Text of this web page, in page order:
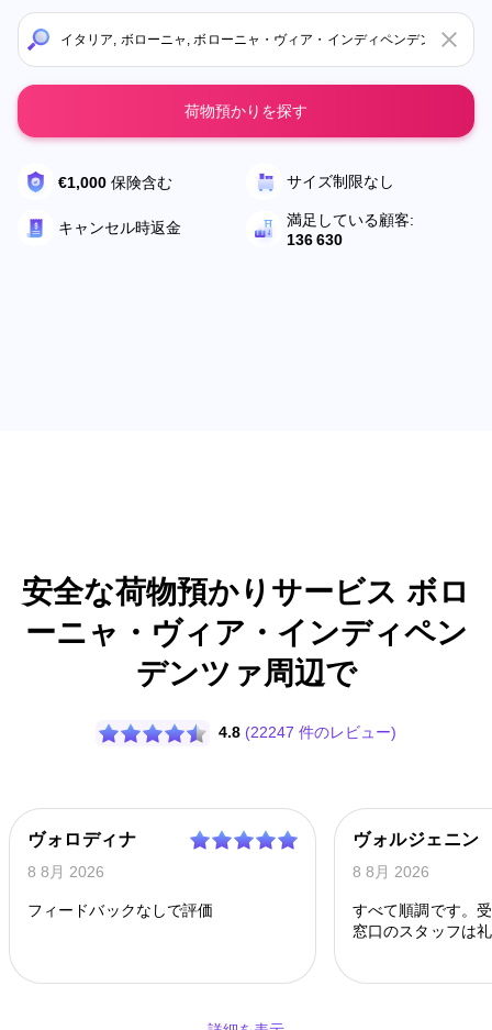
荷物預かりを探す
€1,000 保険含む サイズ制限なし
キャンセル時返金
満足している顧客:
136 630
安全な荷物預かりサービス ボロ
ーニャ・ヴィア・インディペン
デンツァ周辺で
4.8 (22247 件のレビュー)
ヴォロディナ
8 8月 2026
フィードバックなしで評価
ヴォルジェニン
8 8月 2026
すべて順調です。
窓口のスタッフは